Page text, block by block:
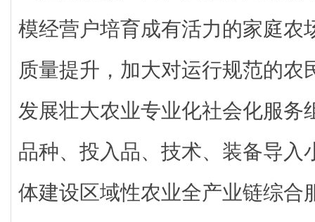
模经营户培育成有活力的家庭农
质量提升，加大对运行规范的农
发展壮大农业专业化社会化服务
品种、投入品、技术、装备导入
体建设区域性农业全产业链综合